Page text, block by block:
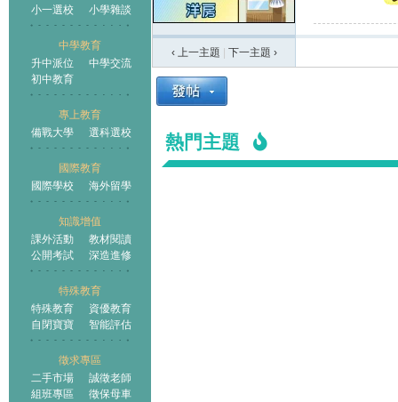
小一選校
小學雜談
中學教育
升中派位
中學交流
初中教育
專上教育
備戰大學
選科選校
國際教育
國際學校
海外留學
知識增值
課外活動
教材閱讀
公開考試
深造進修
特殊教育
特殊教育
資優教育
自閉寶寶
智能評估
徵求專區
二手市場
誠徵老師
組班專區
徵保母車
‹ 上一主題 下一主題 ›
熱門主題